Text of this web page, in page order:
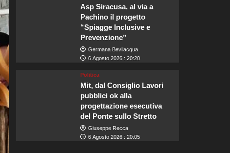
Asp Siracusa, al via a
Pachino il progetto
“Spiagge Inclusive e
Prevenzione”
Germana Bevilacqua
6 Agosto 2026 : 20:20
Politica
Mit, dal Consiglio Lavori
pubblici ok alla
progettazione esecutiva
del Ponte sullo Stretto
Giuseppe Recca
6 Agosto 2026 : 20:05